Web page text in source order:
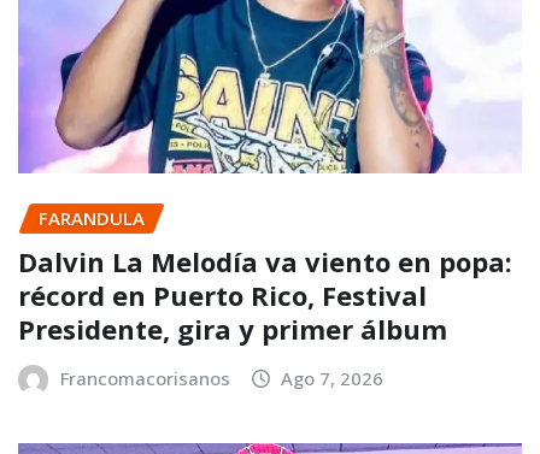
FARANDULA
Dalvin La Melodía va viento en popa:
récord en Puerto Rico, Festival
Presidente, gira y primer álbum
Francomacorisanos Ago 7, 2026